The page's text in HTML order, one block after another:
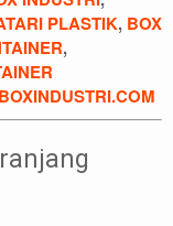
PLASTIK, BOX
,